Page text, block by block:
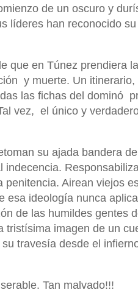
de un oscuro y
líderes han reconocido
que en Túnez prendiera
y muerte. Un itinerario,
las fichas del dominó
vez, el único y
su ajada bandera de
Airean viejos
esa ideología nunca
de las humildes gentes
tristísima imagen de un
travesía desde el
Tan malvado!!!